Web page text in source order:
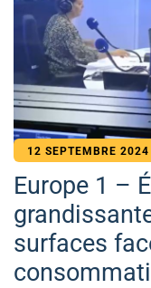
12 SEPTEMBRE 2024
Europe 1 –
surfaces